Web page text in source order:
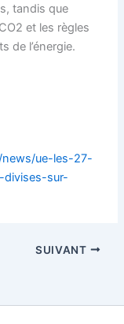
tandis que
et les règles
de l’énergie.
ue-les-27-
divises-sur-
SUIVANT